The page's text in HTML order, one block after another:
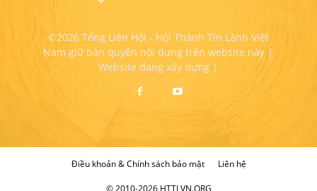
©2026 Tổng Liên Hội - Hội Thánh Tin Lành Việt
Nam giữ bản quyền nội dung trên website này |
Website đang xây dựng |
Điều khoản & Chính sách bảo mật Liên hệ
© 2010-2026 HTTLVN.ORG